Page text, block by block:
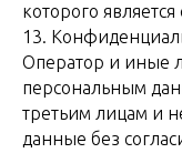
которого
13.
Оператор и иные
персональным
третьим лицам и
данные без